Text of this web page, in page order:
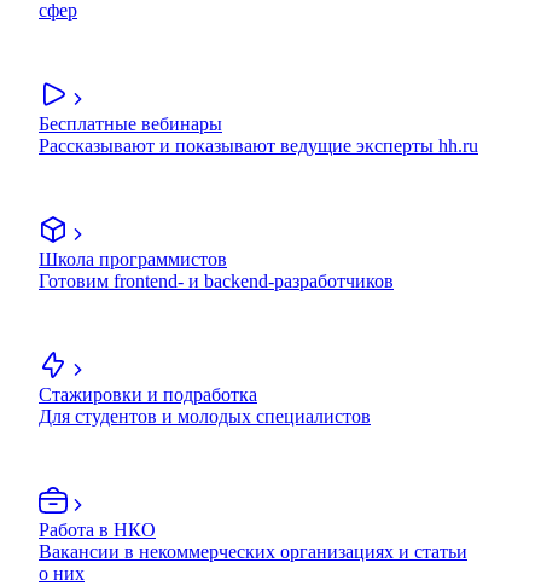
сфер
Бесплатные вебинары
Рассказывают и показывают ведущие эксперты hh.ru
Школа программистов
Готовим frontend- и backend-разработчиков
Стажировки и подработка
Для студентов и молодых специалистов
Работа в НКО
Вакансии в некоммерческих организациях и статьи
о них